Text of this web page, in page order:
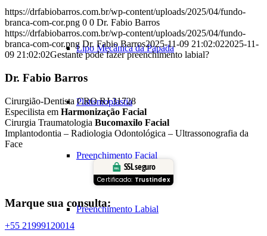
Lipo Mecânica da Papada
Platismoplastia
Preenchimento Facial
Preenchimento Labial
https://drfabiobarros.com.br/wp-content/uploads/2025/04/fundo-
branca-com-cor.png 0 0 Dr. Fabio Barros
https://drfabiobarros.com.br/wp-content/uploads/2025/04/fundo-
branca-com-cor.png Dr. Fabio Barros2025-11-09 21:02:022025-11-
09 21:02:02Gestante pode fazer preenchimento labial?
Dr. Fabio Barros
Cirurgião-Dentista CRO RJ 31728
Especilista em Harmonização Facial
Cirurgia Traumatologia Bucomaxilo Facial
Implantodontia – Radiologia Odontológica – Ultrassonografia da
Face
SSL seguro
Certificado: Trustindex
Marque sua consulta:
+55 21999120014